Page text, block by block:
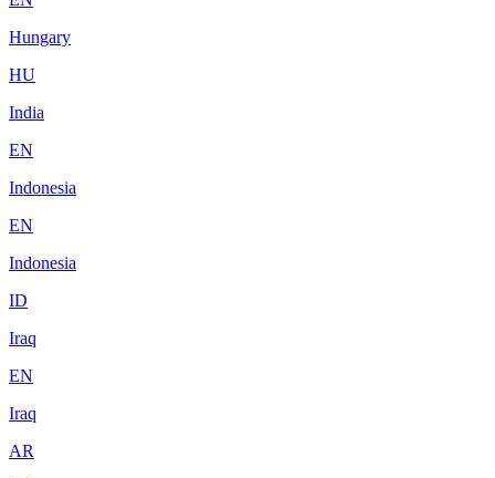
Hungary
HU
India
EN
Indonesia
EN
Indonesia
ID
Iraq
EN
Iraq
AR